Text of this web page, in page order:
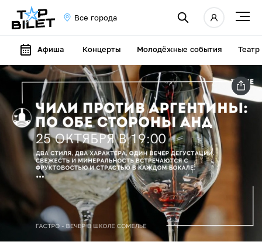
Все города
Афиша Концерты Молодёжные события Театр